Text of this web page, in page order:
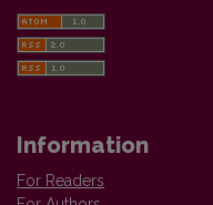
Information
For Readers